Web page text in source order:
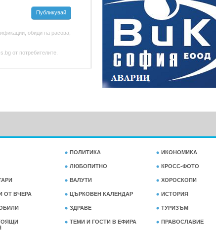
Публикувай
обиди на расова,
от потребителите.
ПОЛИТИКА ИКОНОМИКА
ЛЮБОПИТНО КРОСС-ФОТО
ВАЛУТИ ХОРОСКОПИ
ОТ ВЧЕРА ЦЪРКОВЕН КАЛЕНДАР ИСТОРИЯ
ЗДРАВЕ ТУРИЗЪМ
ТЕМИ И ГОСТИ В ЕФИРА ПРАВОСЛАВИЕ